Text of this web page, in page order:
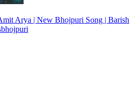
Arya | New Bhojpuri Song | Barish